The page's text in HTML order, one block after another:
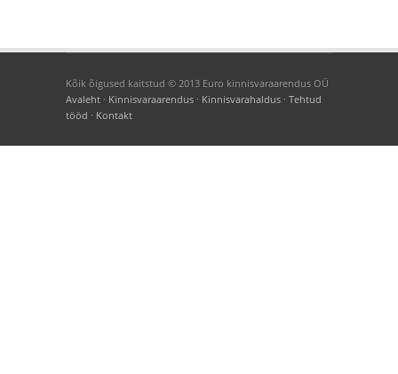
Kõik õigused kaitstud © 2013 Euro kinnisvaraarendus OÜ
Avaleht · Kinnisvaraarendus · Kinnisvarahaldus · Tehtud
tööd · Kontakt